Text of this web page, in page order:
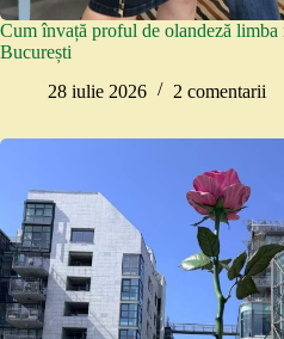
Cum învață proful de olandeză limba
București
28 iulie 2026
2 comentarii